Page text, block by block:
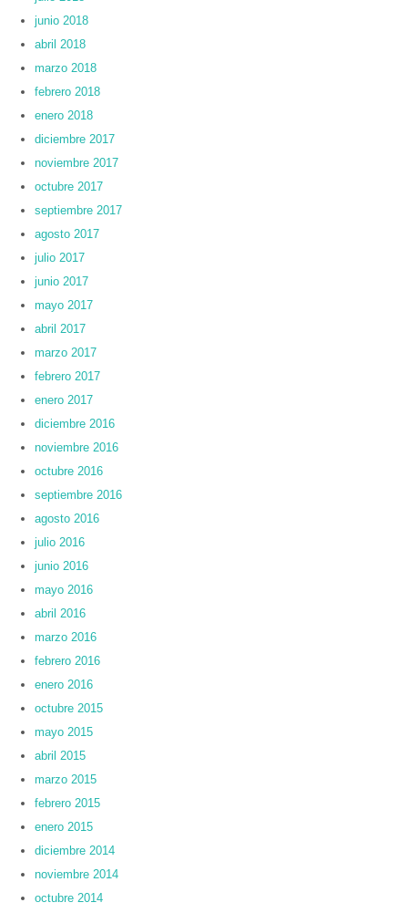
junio 2018
abril 2018
marzo 2018
febrero 2018
enero 2018
diciembre 2017
noviembre 2017
octubre 2017
septiembre 2017
agosto 2017
julio 2017
junio 2017
mayo 2017
abril 2017
marzo 2017
febrero 2017
enero 2017
diciembre 2016
noviembre 2016
octubre 2016
septiembre 2016
agosto 2016
julio 2016
junio 2016
mayo 2016
abril 2016
marzo 2016
febrero 2016
enero 2016
octubre 2015
mayo 2015
abril 2015
marzo 2015
febrero 2015
enero 2015
diciembre 2014
noviembre 2014
octubre 2014